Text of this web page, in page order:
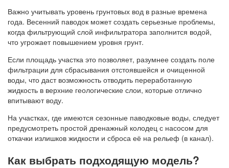
Важно учитывать уровень грунтовых вод в разные времена
года. Весенний паводок может создать серьезные проблемы,
когда фильтрующий слой инфильтратора заполнится водой,
что угрожает повышением уровня грунт.
Если площадь участка это позволяет, разумнее создать поле
фильтрации для сбрасывания отстоявшейся и очищенной
воды, что даст возможность отводить переработанную
жидкость в верхние геологические слои, которые отлично
впитывают воду.
На участках, где имеются сезонные паводковые воды, следует
предусмотреть простой дренажный колодец с насосом для
откачки излишков жидкости и сброса её на рельеф (в канал).
Как выбрать подходящую модель?